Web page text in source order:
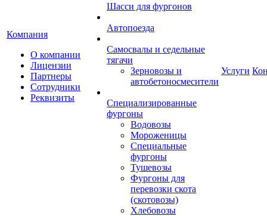
Компания
О компании
Лицензии
Партнеры
Сотрудники
Реквизиты
Шасси для фургонов
Автопоезда
Самосвалы и седельные
тягачи
Зерновозы и
автобетоносмесители
Специализированные
фургоны
Водовозы
Мороженицы
Специальные
фургоны
Тушевозы
Фургоны для
перевозки скота
(скотовозы)
Хлебовозы
Услуги